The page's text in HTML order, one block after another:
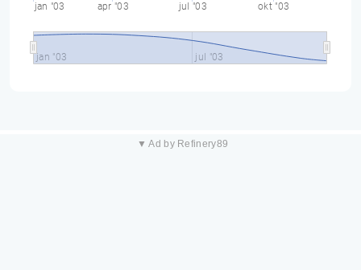
jan "03 apr "03 jul "03 okt "03
jan "03 jul "03
▼ Ad by Refinery89